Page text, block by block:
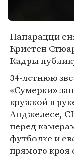
Папарацци
Кристен
Кадры
34-летнюю
«Сумерки»
кружкой в
Анджелесе,
перед
футболке и
прямого